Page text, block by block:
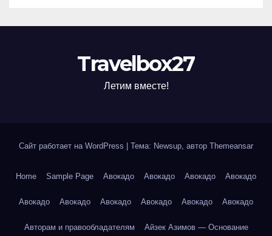
Travelbox27
Летим вместе!
Сайт работает на WordPress Тема: Newsup, автор Themeansar
Home Sample Page Авокадо Авокадо Авокадо Авокадо
Авокадо Авокадо Авокадо Авокадо Авокадо Авокадо
Авторам и правообладателям Айзек Азимов — Основание